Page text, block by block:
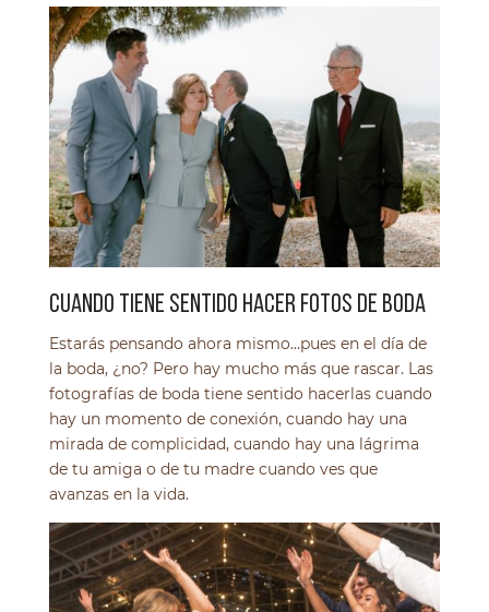
CUANDO TIENE SENTIDO HACER FOTOS DE BODA
Estarás pensando ahora mismo…pues en el día de
la boda, ¿no? Pero hay mucho más que rascar. Las
fotografías de boda tiene sentido hacerlas cuando
hay un momento de conexión, cuando hay una
mirada de complicidad, cuando hay una lágrima
de tu amiga o de tu madre cuando ves que
avanzas en la vida.